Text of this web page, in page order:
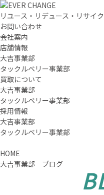
リユース・リデュース・リサイ
お問い合わせ
会社案内
店舗情報
大吉事業部
タックルベリー事業部
買取について
大吉事業部
タックルベリー事業部
採用情報
大吉事業部
タックルベリー事業部
HOME
大吉事業部 ブログ